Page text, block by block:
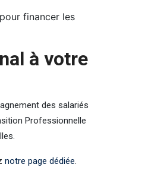
financer les
à votre
des salariés
Professionnelle
notre page dédiée.